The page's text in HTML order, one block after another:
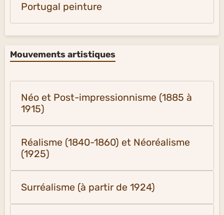
Portugal peinture
Mouvements artistiques
Néo et Post-impressionnisme (1885 à
1915)
Réalisme (1840-1860) et Néoréalisme
(1925)
Surréalisme (à partir de 1924)